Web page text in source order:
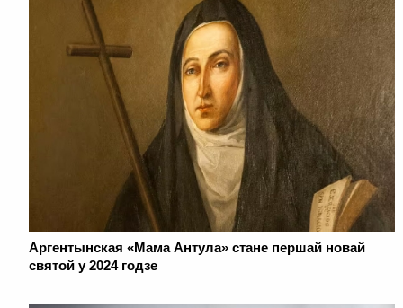
Аргентынская «Мама Антула» стане першай новай
святой у 2024 годзе